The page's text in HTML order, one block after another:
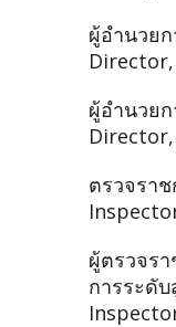
ผู้อำนวย
ผู้อำนวยก
ตรวจรา
ผู้ตรวจร
การระดับ